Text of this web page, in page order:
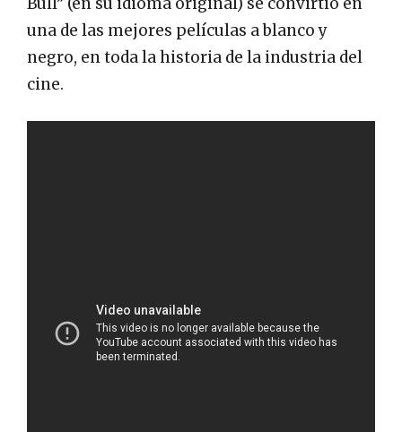
Bull” (en su idioma original) se convirtió en
una de las mejores películas a blanco y
negro, en toda la historia de la industria del
cine.